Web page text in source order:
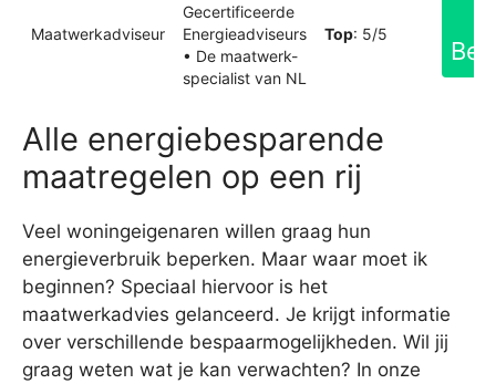
Maatwerkadviseur
Gecertificeerde
Energieadviseurs
• De maatwerk-
specialist van NL
Top: 5/5
Alle energiebesparende
maatregelen op een rij
Veel woningeigenaren willen graag hun
energieverbruik beperken. Maar waar moet ik
beginnen? Speciaal hiervoor is het
maatwerkadvies gelanceerd. Je krijgt informatie
over verschillende bespaarmogelijkheden. Wil jij
graag weten wat je kan verwachten? In onze